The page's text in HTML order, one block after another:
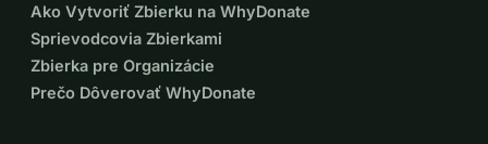
Ako Vytvoriť Zbierku na WhyDonate
Sprievodcovia Zbierkami
Zbierka pre Organizácie
Prečo Dôverovať WhyDonate